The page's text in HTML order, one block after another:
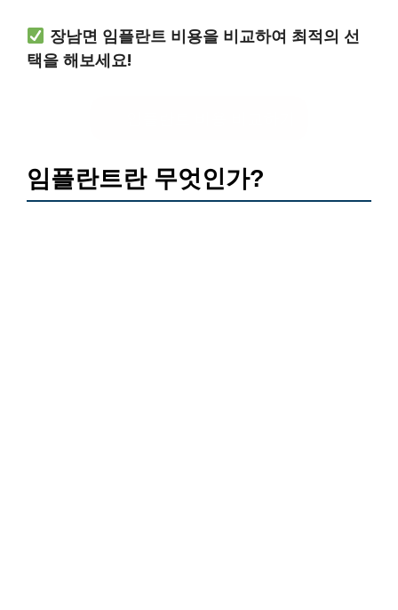
장남면 임플란트 비용을 비교하여 최적의 선
택을 해보세요!
임플란트란 무엇인가?